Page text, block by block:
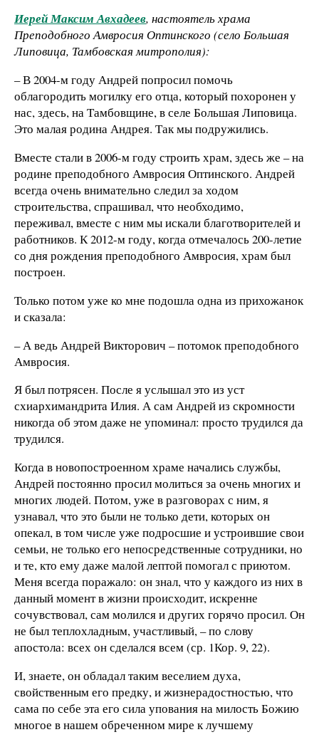
Иерей Максим Авхадеев, настоятель храма
Преподобного Амвросия Оптинского (село Большая
Липовица, Тамбовская митрополия):
– В 2004-м году Андрей попросил помочь
облагородить могилку его отца, который похоронен у
нас, здесь, на Тамбовщине, в селе Большая Липовица.
Это малая родина Андрея. Так мы подружились.
Вместе стали в 2006-м году строить храм, здесь же – на
родине преподобного Амвросия Оптинского. Андрей
всегда очень внимательно следил за ходом
строительства, спрашивал, что необходимо,
переживал, вместе с ним мы искали благотворителей и
работников. К 2012-м году, когда отмечалось 200-летие
со дня рождения преподобного Амвросия, храм был
построен.
Только потом уже ко мне подошла одна из прихожанок
и сказала:
– А ведь Андрей Викторович – потомок преподобного
Амвросия.
Я был потрясен. После я услышал это из уст
схиархимандрита Илия. А сам Андрей из скромности
никогда об этом даже не упоминал: просто трудился да
трудился.
Когда в новопостроенном храме начались службы,
Андрей постоянно просил молиться за очень многих и
многих людей. Потом, уже в разговорах с ним, я
узнавал, что это были не только дети, которых он
опекал, в том числе уже подросшие и устроившие свои
семьи, не только его непосредственные сотрудники, но
и те, кто ему даже малой лептой помогал с приютом.
Меня всегда поражало: он знал, что у каждого из них в
данный момент в жизни происходит, искренне
сочувствовал, сам молился и других горячо просил. Он
не был теплохладным, участливый, – по слову
апостола: всех он сделался всем (ср. 1Кор. 9, 22).
И, знаете, он обладал таким веселием духа,
свойственным его предку, и жизнерадостностью, что
сама по себе эта его сила упования на милость Божию
многое в нашем обреченном мире к лучшему